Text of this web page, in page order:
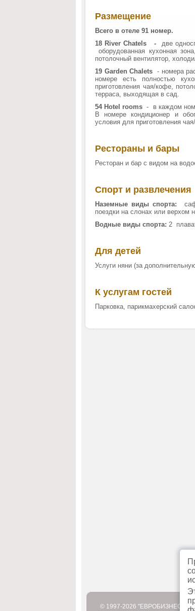
Размещение
Всего в отеле 91 номер.
18 River Chatels -
две
оборудованная кухонная
потолочный вентилятор,
19 Garden Chalets - номера
номере есть полностью
приготовления чая/кофе,
терраса, выходящая в сад.
54 Hotel rooms - в каждом
В номере кондиционер и
условия для приготовления
Рестораны и бары
Ресторан и бар с видом на
Спорт и развлечения
Наземные виды спорта:
поездки на слонах или верхом
Водные виды спорта: 2
Для детей
Услуги няни (за
К услугам гостей
Парковка, парикмахерский
© 1997-2026 "ЕВРОБИЗНЕСТУР"